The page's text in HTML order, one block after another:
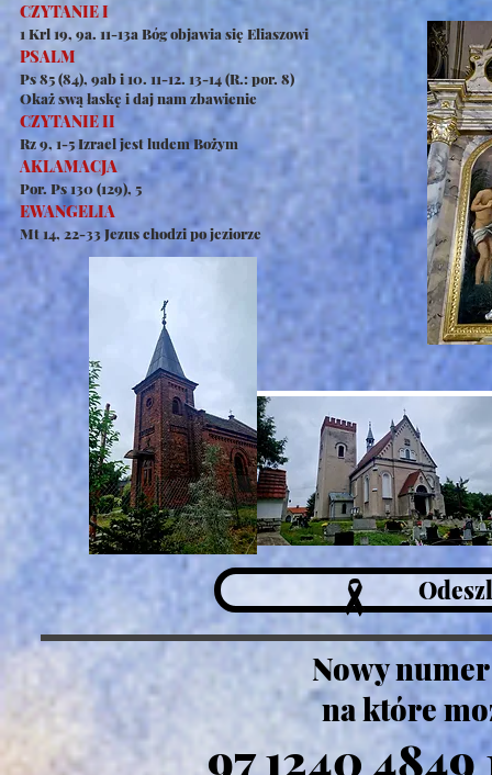
CZYTANIE I
1 Krl 19, 9a. 11-13a Bóg objawia się Eliaszowi
PSALM
Ps 85 (84), 9ab i 10. 11-12. 13-14 (R.: por. 8)
Okaż swą łaskę i daj nam zbawienie
CZYTANIE II
Rz 9, 1-5 Izrael jest ludem Bożym
AKLAMACJA
Por. Ps 130 (129), 5
EWANGELIA
Mt 14, 22-33 Jezus chodzi po jeziorze
Nowy
na które
97 1240 4849